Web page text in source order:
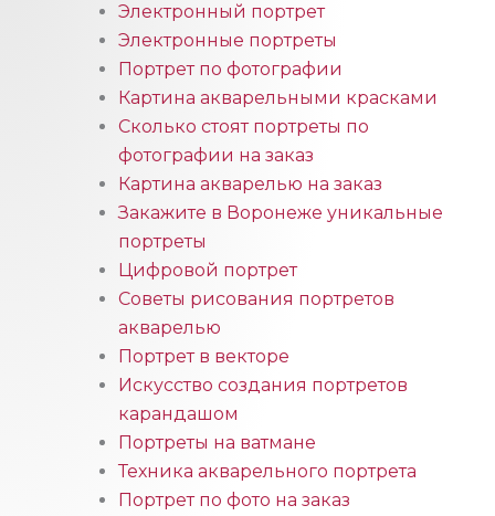
Электронный портрет
Электронные портреты
Портрет по фотографии
Картина акварельными красками
Сколько стоят портреты по
фотографии на заказ
Картина акварелью на заказ
Закажите в Воронеже уникальные
портреты
Цифровой портрет
Советы рисования портретов
акварелью
Портрет в векторе
Искусство создания портретов
карандашом
Портреты на ватмане
Техника акварельного портрета
Портрет по фото на заказ